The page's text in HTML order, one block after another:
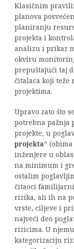
Klasičnim
planova
planiranju
projekta i
analizu i prikaz
okviru
prepuštajući taj
čitalaca koji
projektima.
Upravo zato što
potrebna pažnja
projekte, u
projekta“
inženjere u
na minimum i
ostalim
čitaoci
rizika, ali ih na
vrste, ciljeve i
najveći deo
rizicima. U
kategorizaciju